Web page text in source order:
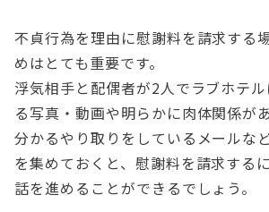
不貞行為を理由に慰謝料を請求する
めはとても重要です。
浮気相手と配偶者が2人でラブホテ
る写真・動画や明らかに肉体関係が
分かるやり取りをしているメールな
を集めておくと、慰謝料を請求する
話を進めることができるでしょう。